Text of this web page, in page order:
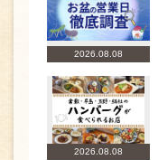
2026.08.08
2026.08.08